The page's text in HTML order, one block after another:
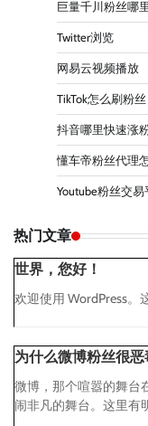
巨量千川粉丝哪
Twitter浏览
网易云视频播放
TikTok怎么刷粉丝
抖音哪里快速涨
懂车帝粉丝代理
Youtube粉丝交易
热门文章
世界，您好！
欢迎使用 WordPress
为什么微博粉丝很
微博，那个喧嚣的舞台
闹非凡的舞台。这里有